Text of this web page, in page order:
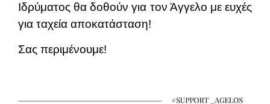
Ιδρύματος θα δοθούν για τον Άγγελο με ευχές
για ταχεία αποκατάσταση!
Σας περιμένουμε!